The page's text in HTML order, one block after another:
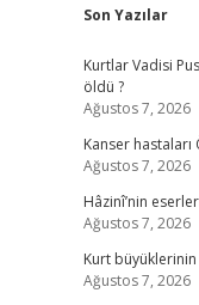
Son Yazılar
Kurtlar Vadisi
öldü ?
Ağustos 7, 2026
Kanser
Ağustos 7, 2026
Hâzinî’nin
Ağustos 7, 2026
Kurt
Ağustos 7, 2026
elexbet